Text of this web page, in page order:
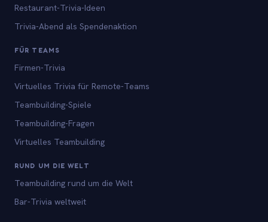
Restaurant-Trivia-Ideen
Trivia-Abend als Spendenaktion
FÜR TEAMS
Firmen-Trivia
Virtuelles Trivia für Remote-Teams
Teambuilding-Spiele
Teambuilding-Fragen
Virtuelles Teambuilding
RUND UM DIE WELT
Teambuilding rund um die Welt
Bar-Trivia weltweit